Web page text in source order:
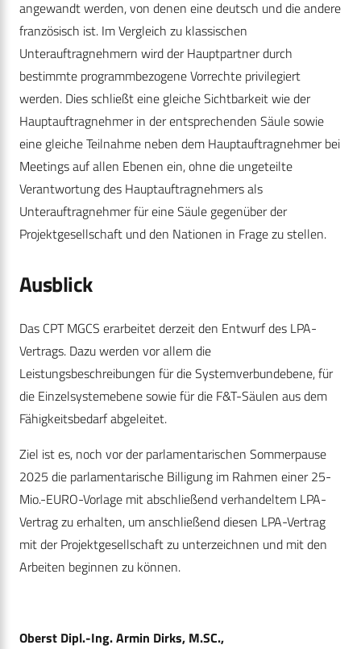
angewandt werden, von denen eine deutsch und die andere
französisch ist. Im Vergleich zu klassischen
Unterauftragnehmern wird der Hauptpartner durch
bestimmte programmbezogene Vorrechte privilegiert
werden. Dies schließt eine gleiche Sichtbarkeit wie der
Hauptauftragnehmer in der entsprechenden Säule sowie
eine gleiche Teilnahme neben dem Hauptauftragnehmer bei
Meetings auf allen Ebenen ein, ohne die ungeteilte
Verantwortung des Hauptauftragnehmers als
Unterauftragnehmer für eine Säule gegenüber der
Projektgesellschaft und den Nationen in Frage zu stellen.
Ausblick
Das CPT MGCS erarbeitet derzeit den Entwurf des LPA-
Vertrags. Dazu werden vor allem die
Leistungsbeschreibungen für die Systemverbundebene, für
die Einzelsystemebene sowie für die F&T-Säulen aus dem
Fähigkeitsbedarf abgeleitet.
Ziel ist es, noch vor der parlamentarischen Sommerpause
2025 die parlamentarische Billigung im Rahmen einer 25-
Mio.-EURO-Vorlage mit abschließend verhandeltem LPA-
Vertrag zu erhalten, um anschließend diesen LPA-Vertrag
mit der Projektgesellschaft zu unterzeichnen und mit den
Arbeiten beginnen zu können.
Oberst Dipl.-Ing.Armin Dirks, M.SC.,